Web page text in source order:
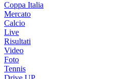
Coppa Italia
Mercato
Calcio
Live
Risultati
Video
Foto
Tennis